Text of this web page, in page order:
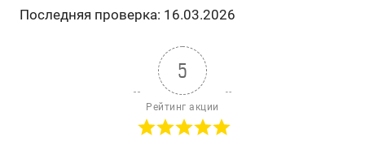
Последняя проверка: 16.03.2026
5
Рейтинг акции